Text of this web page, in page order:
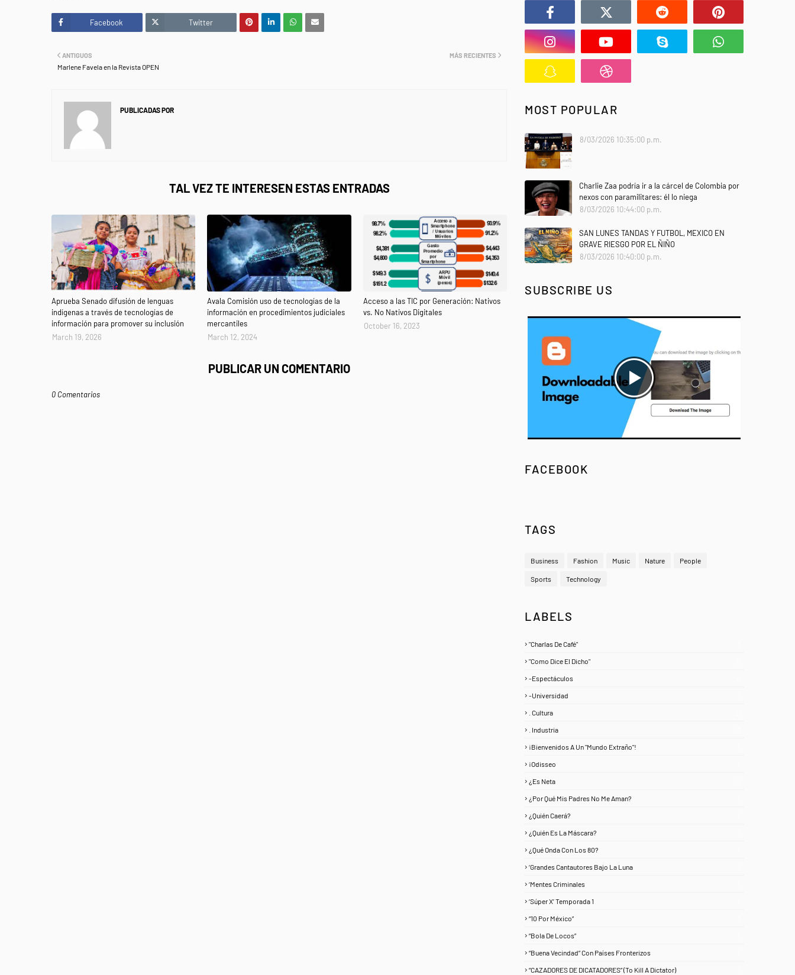
Facebook Twitter
MÁS RECIENTES
ANTIGUOS
Marlene Favela en la Revista OPEN
PUBLICADAS POR
TAL VEZ TE INTERESEN ESTAS ENTRADAS
Aprueba Senado difusión de lenguas
indígenas a través de tecnologías de
información para promover su inclusión
March 19, 2026
Avala Comisión uso de tecnologías de la
información en procedimientos judiciales
mercantiles
March 12, 2024
Acceso a las TIC por Generación: Nativos
vs. No Nativos Digitales
October 16, 2023
PUBLICAR UN COMENTARIO
0 Comentarios
MOST POPULAR
8/03/2026 10:35:00 p.m.
Charlie Zaa podría ir a la cárcel de Colombia por
nexos con paramilitares: él lo niega
8/03/2026 10:44:00 p.m.
SAN LUNES TANDAS Y FUTBOL, MEXICO EN
GRAVE RIESGO POR EL ÑIÑO
8/03/2026 10:40:00 p.m.
SUBSCRIBE US
FACEBOOK
TAGS
Business Fashion Music Nature People
Sports Technology
LABELS
"Charlas De Café"
"Como Dice El Dicho"
-Espectáculos
-Universidad
. Cultura
. Industria
¡Bienvenidos A Un "Mundo Extraño"!
¡Odisseo
¿Es Neta
¿Por Qué Mis Padres No Me Aman?
¿Quién Caerá?
¿Quién Es La Máscara?
¿Qué Onda Con Los 80?
‘Grandes Cantautores Bajo La Luna
‘Mentes Criminales
‘Súper X’ Temporada 1
“10 Por México”
“Bola De Locos”
“Buena Vecindad” Con Países Fronterizos
“CAZADORES DE DICATADORES” (To Kill A Dictator)